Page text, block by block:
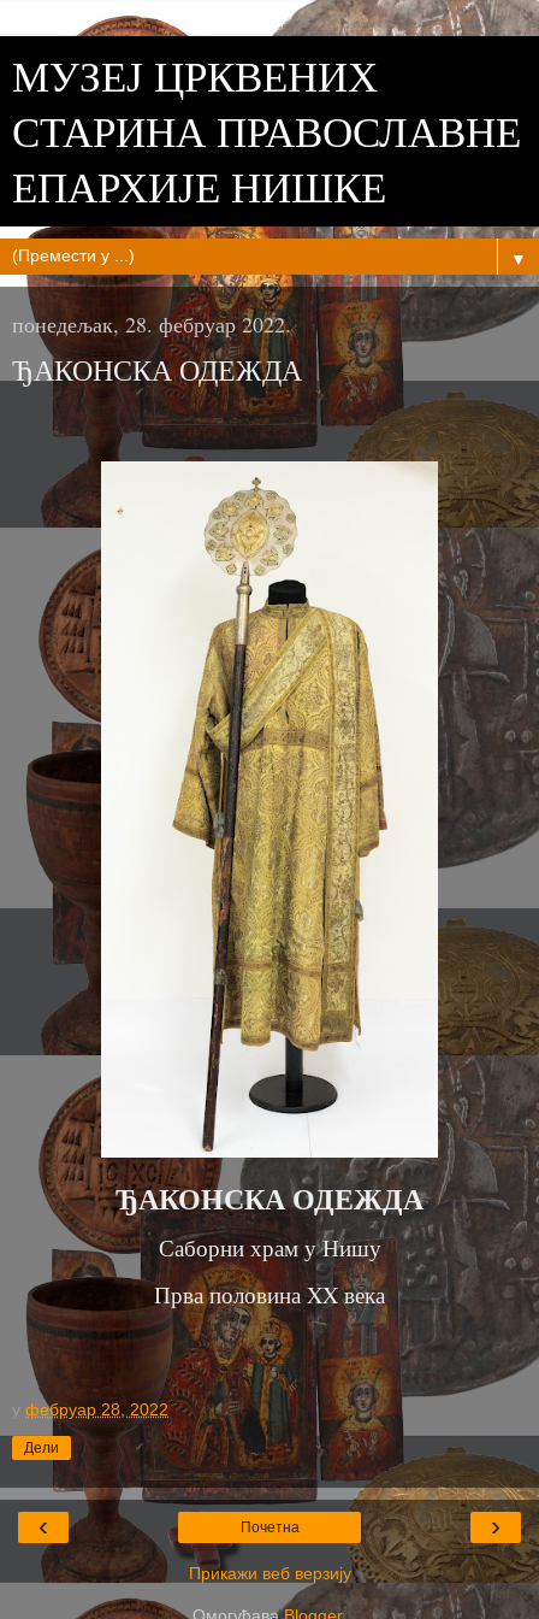
МУЗЕЈ ЦРКВЕНИХ
СТАРИНА ПРАВОСЛАВНЕ
ЕПАРХИЈЕ НИШКЕ
▼
понедељак, 28. фебруар 2022.
ЂАКОНСКА ОДЕЖДА
ЂАКОНСКА ОДЕЖДА
Саборни храм у Нишу
Прва половинаXXвека
у фебруар 28, 2022
Дели
‹ ›
Почетна
Прикажи веб верзију
ОмогућаваBlogger.